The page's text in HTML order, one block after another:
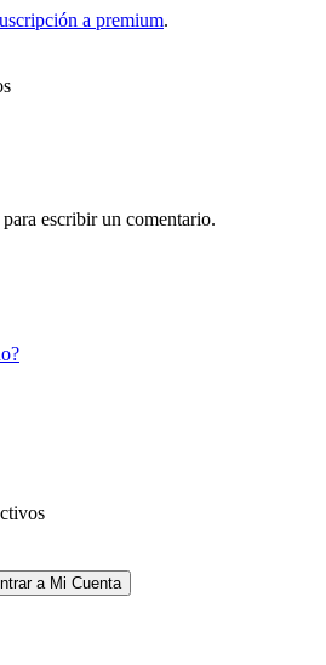
a premium.
escribir un comentario.
a Mi Cuenta